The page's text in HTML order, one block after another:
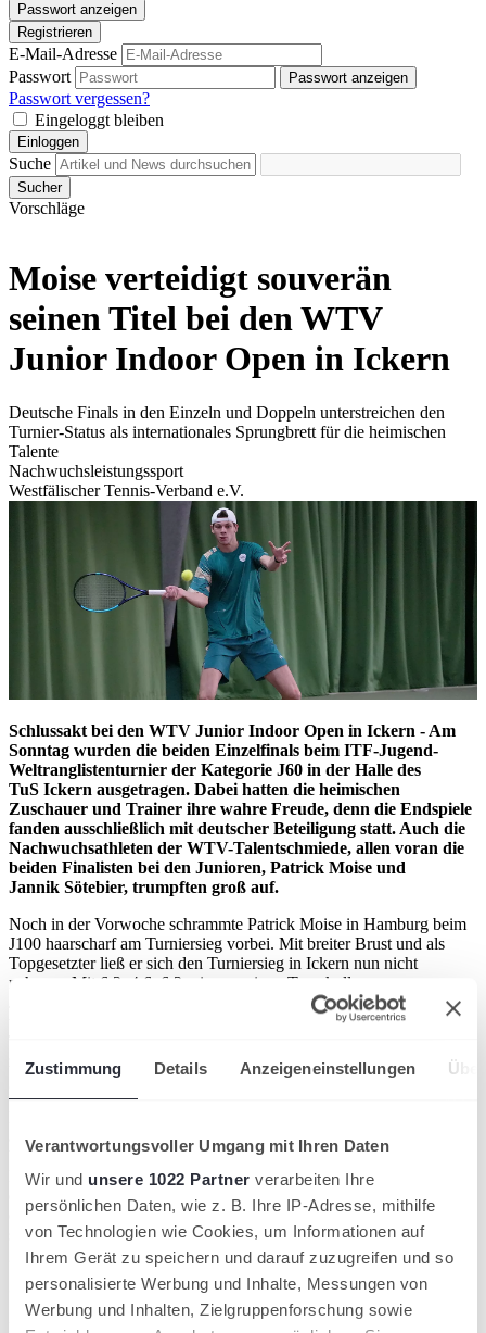
Zustimmung Details Anzeigeneinstellungen
Verantwortungsvoller Umgang mit Ihren Daten
Wir und unsere 1022 Partner verarbeiten Ihre
persönlichen Daten, wie z. B. Ihre IP-Adresse, mithilfe
von Technologien wie Cookies, um Informationen auf
Ihrem Gerät zu speichern und darauf zuzugreifen und so
personalisierte Werbung und Inhalte, Messungen von
Werbung und Inhalten, Zielgruppenforschung sowie
Passwort anzeigen
Registrieren
E-Mail-Adresse
Passwort
Passwort anzeigen
Passwort vergessen?
Eingeloggt bleiben
Einloggen
Suche
Sucher
Vorschläge
Moise verteidigt souverän
seinen Titel bei den WTV
Junior Indoor Open in Ickern
Deutsche Finals in den Einzeln und Doppeln unterstreichen den
Turnier-Status als internationales Sprungbrett für die heimischen
Talente
Nachwuchsleistungssport
Westfälischer Tennis-Verband e.V.
Schlussakt bei den WTV Junior Indoor Open in Ickern - Am
Sonntag wurden die beiden Einzelfinals beim ITF-Jugend-
Weltranglistenturnier der Kategorie J60 in der Halle des
TuS Ickern ausgetragen. Dabei hatten die heimischen
Zuschauer und Trainer ihre wahre Freude, denn die Endspiele
fanden ausschließlich mit deutscher Beteiligung statt. Auch die
Nachwuchsathleten der WTV-Talentschmiede, allen voran die
beiden Finalisten bei den Junioren, Patrick Moise und
Jannik Sötebier, trumpften groß auf.
Noch in der Vorwoche schrammte Patrick Moise in Hamburg beim
J100 haarscharf am Turniersieg vorbei. Mit breiter Brust und als
Topgesetzter ließ er sich den Turniersieg in Ickern nun nicht
nehmen. Mit 6:2, 4:6, 6:2 wies er seinen Teamkollegen
Jannik Sötebier vom TC BW Halle in die Schranken. Für Moise
war es zum einen die Titelverteidigung und zum anderen der vierte
zum Sieg für den 17-Jährigen aus Porta Westfalica waren 20 von 23
gespielten Punkten beim Stand von 2:2 im entscheidenden Satz.
aus Melle. Die an Position 3 gesetzte Niedersächsin bewies auf dem
Weg zu ihrem ersten Turniersieg Nervenstärke und
Durchhaltevermögen. Vier ihrer fünf Matches gewann sie jeweils in
drei Sätzen, so auch im Finale gegen Michelle Geznenge (Club an
der Alster) aus Hamburg – 1:6, 6:1, 6:2. Noch im Vorjahr unterlag
sie der späteren Siegerin Ellen Hirschi. Jetzt feierte sie ihren bislang
größten internationalen Erfolg als Juniorin.
Gutes Abschneiden der WTV-Talentschmiede
Einmal mehr zeigte sich, dass die Halle im Kattenstätter Busch ein